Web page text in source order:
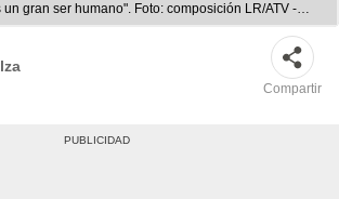
gran ser humano". Foto: composición LR/ATV -
Compartir